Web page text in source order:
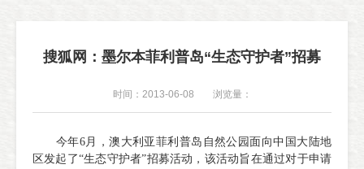
搜狐网：墨尔本菲利普岛“生态守护者”招募
时间：2013-06-08 浏览量：
今年6月，澳大利亚菲利普岛自然公园面向中国大陆地
区发起了“生态守护者”招募活动，该活动旨在通过对于申请